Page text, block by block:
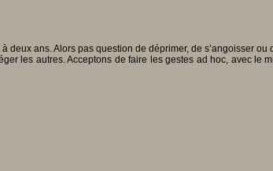
ans. Alors pas question de déprimer, de s’angoisser
les autres. Acceptons de faire les gestes ad hoc, avec